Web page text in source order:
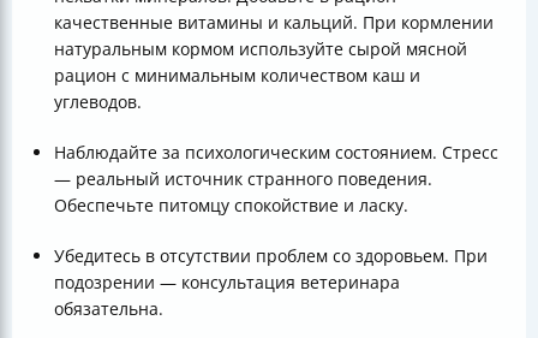
качественные витамины и кальций. При кормлении
натуральным кормом используйте сырой мясной
рацион с минимальным количеством каш и
углеводов.
Наблюдайте за психологическим состоянием. Стресс
— реальный источник странного поведения.
Обеспечьте питомцу спокойствие и ласку.
Убедитесь в отсутствии проблем со здоровьем. При
подозрении — консультация ветеринара
обязательна.